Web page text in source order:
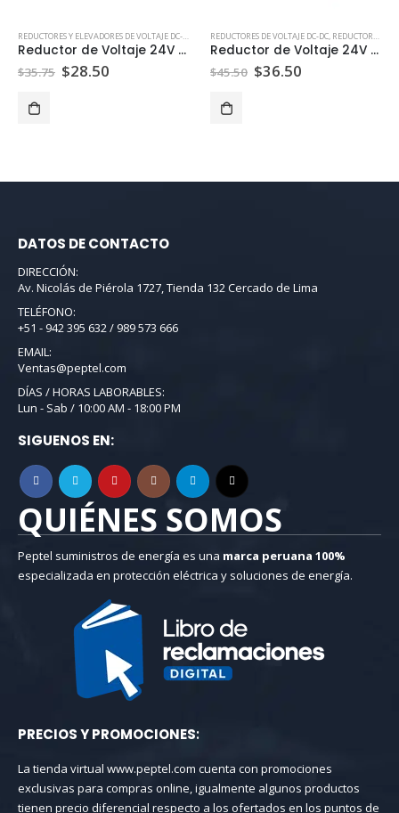
REDUCTORES DE VOLTAJE DC-DC
Reductor de Voltaje 24V a 12V 5A 60W
$35.75 $28.50
REDUCTORES DE VOLTAJE DC-DC REDUCTORES Y ELEVADORES DE VOLTAJE DC-DC
Reductor de Voltaje 24V a 12V 10A
$45.50 $36.50
DATOS DE CONTACTO
DIRECCIÓN:
Av. Nicolás de Piérola 1727, Tienda 132 Cercado de Lima
TELÉFONO:
+51 - 942 395 632 / 989 573 666
EMAIL:
Ventas@peptel.com
DÍAS / HORAS LABORABLES:
Lun - Sab / 10:00 AM - 18:00 PM
SIGUENOS EN:
QUIÉNES SOMOS
Peptel suministros de energía es una marca peruana 100%
especializada en protección eléctrica y soluciones de energía.
PRECIOS Y PROMOCIONES:
La tienda virtual www.peptel.com cuenta con promociones
exclusivas para compras online, igualmente algunos productos
tienen precio diferencial respecto a los ofertados en los puntos de